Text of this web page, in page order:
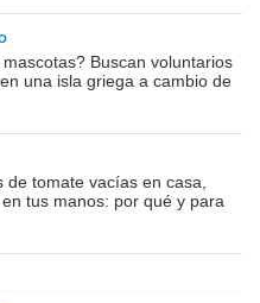
Buscan voluntarios
una isla griega a cambio de
de tomate vacías en casa,
tus manos: por qué y para